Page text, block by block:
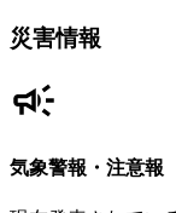
災害情報
気象警報・注意報